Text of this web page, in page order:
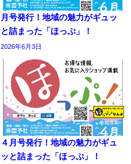
月号発行！地域の魅力がギュッ
と詰まった「ほっぷ」！
2026年6月3日
４月号発行！地域の魅力がギュ
ッと詰まった「ほっぷ」！